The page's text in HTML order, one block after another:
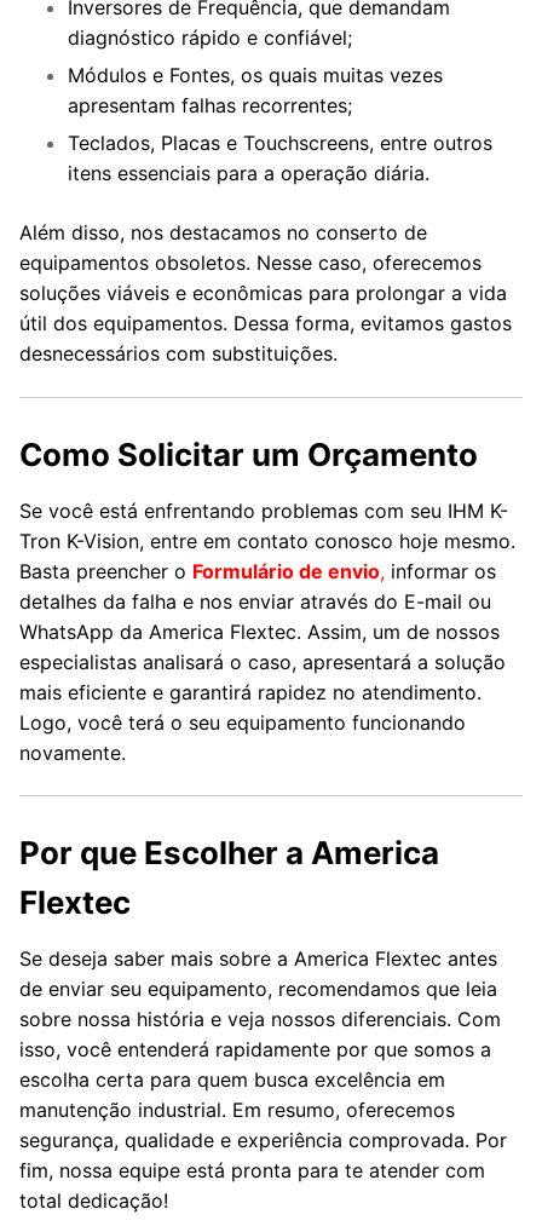
Inversores de Frequência, que demandam
diagnóstico rápido e confiável;
Módulos e Fontes, os quais muitas vezes
apresentam falhas recorrentes;
Teclados, Placas e Touchscreens, entre outros
itens essenciais para a operação diária.
Além disso, nos destacamos no conserto de
equipamentos obsoletos. Nesse caso, oferecemos
soluções viáveis e econômicas para prolongar a vida
útil dos equipamentos. Dessa forma, evitamos gastos
desnecessários com substituições.
Como Solicitar um Orçamento
Se você está enfrentando problemas com seu IHM K-
Tron K-Vision, entre em contato conosco hoje mesmo.
Basta preencher o Formulário de envio, informar os
detalhes da falha e nos enviar através do E-mail ou
WhatsApp da America Flextec. Assim, um de nossos
especialistas analisará o caso, apresentará a solução
mais eficiente e garantirá rapidez no atendimento.
Logo, você terá o seu equipamento funcionando
novamente.
Por que Escolher a America
Flextec
Se deseja saber mais sobre a America Flextec antes
de enviar seu equipamento, recomendamos que leia
sobre nossa história e veja nossos diferenciais. Com
isso, você entenderá rapidamente por que somos a
escolha certa para quem busca excelência em
manutenção industrial. Em resumo, oferecemos
segurança, qualidade e experiência comprovada. Por
fim, nossa equipe está pronta para te atender com
total dedicação!